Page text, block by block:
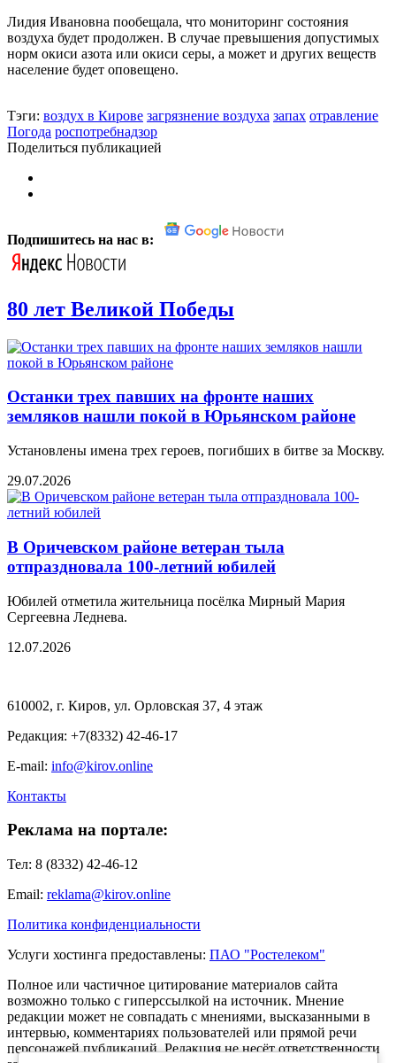
Лидия Ивановна пообещала, что мониторинг состояния
воздуха будет продолжен. В случае превышения допустимых
норм окиси азота или окиси серы, а может и других веществ
население будет оповещено.
Тэги: воздух в Кирове загрязнение воздуха запах отравление
Погода роспотребнадзор
Поделиться публикацией
Подпишитесь на нас в:
80 лет Великой Победы
Останки трех павших на фронте наших
земляков нашли покой в Юрьянском районе
Установлены имена трех героев, погибших в битве за Москву.
29.07.2026
В Оричевском районе ветеран тыла
отпраздновала 100-летний юбилей
Юбилей отметила жительница посёлка Мирный Мария
Сергеевна Леднева.
12.07.2026
610002, г. Киров, ул. Орловская 37, 4 этаж
Редакция: +7(8332) 42-46-17
E-mail: info@kirov.online
Контакты
Реклама на портале:
Тел: 8 (8332) 42-46-12
Email: reklama@kirov.online
Политика конфиденциальности
Услуги хостинга предоставлены: ПАО "Ростелеком"
Полное или частичное цитирование материалов сайта
возможно только с гиперссылкой на источник. Мнение
редакции может не совпадать с мнениями, высказанными в
интервью, комментариях пользователей или прямой речи
персонажей публикаций. Редакция не несёт ответственности